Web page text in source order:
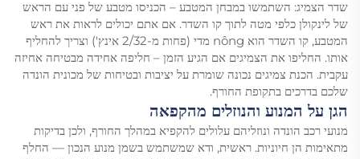
שדר הצמיג: השתמשו במבחן המטבע – הכניסו מטבע של פני עם הראש
של לינקולן כלפי מטה לתוך קו השדר. אם אתם יכולים לראות את ראש
המטבע, קו השדר הוא nông מדי (פחות מ-2/32 אינץ') וצריך להחליף
אותו. החליפו את הצמיגים אם הגיע הזמן – חליפה אחידה מבטיחה אחיזה
עקבית. הכנת צמיגים נכונה שומרת על יציבות ובטיחות של מכונית הונדה
שלכם בדרכים בתקופת החורף.
הגן על המנוע והנוזלים מהקפאה
מנועי רכב הונדה ונוזליהם עלולים להקפיא במהלך החורף, ולכן בדיקות
מתאימות הן חיוניות. ראשית, ודא שמשתמש בשמן מנוע הנכון — החלף